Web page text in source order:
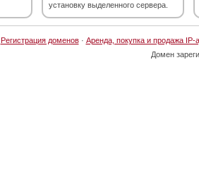
установку выделенного сервера.
Регистрация доменов· Аренда, покупка и продажа IP-
Домен